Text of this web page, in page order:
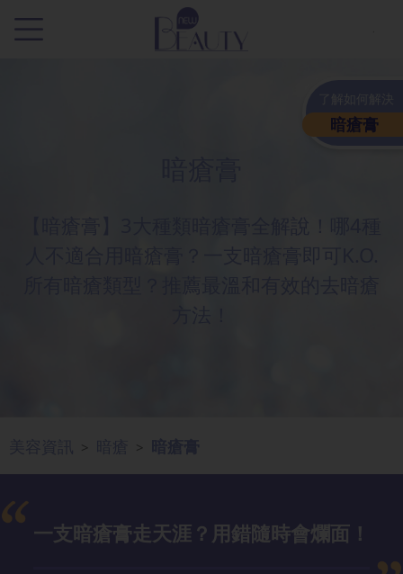
暗瘡膏
> >
一支暗瘡膏走天涯？用錯隨時會爛面！